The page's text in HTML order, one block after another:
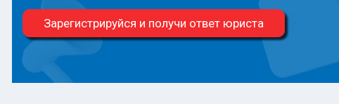
Зарегистрируйся и получи ответ юриста